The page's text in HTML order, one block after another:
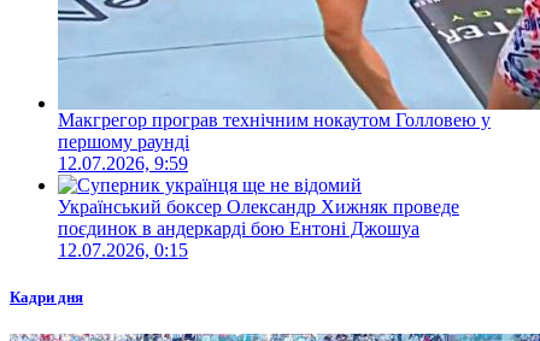
Макгрегор програв технічним нокаутом Голловею у
першому раунді
12.07.2026, 9:59
Український боксер Олександр Хижняк проведе
поєдинок в андеркарді бою Ентоні Джошуа
12.07.2026, 0:15
Кадри дня